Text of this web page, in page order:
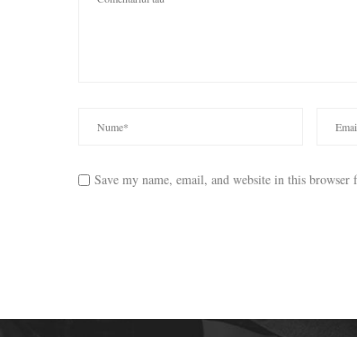
Save my name, email, and website in this